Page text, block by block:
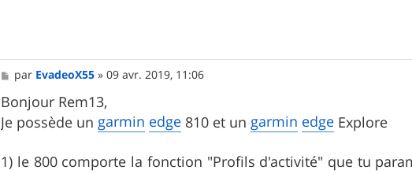
M
e
s
s
a
par EvadeoX55 »09 avr. 2019, 11:06
Bonjour Rem13,
Je possède un garmin edge 810 et un garmin edge Explore
1) le 800 comporte la fonction "Profils d'activité" que tu